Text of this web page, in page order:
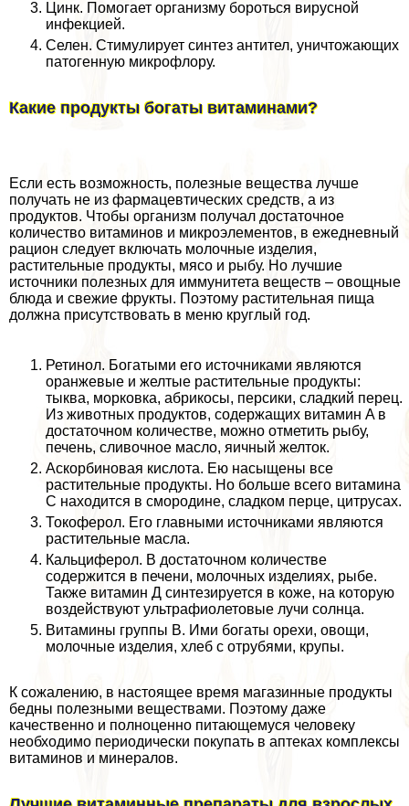
Цинк. Помогает организму бороться вирусной
инфекцией.
Селен. Стимулирует синтез антител, уничтожающих
патогенную микрофлору.
Какие продукты богаты витаминами?
Если есть возможность, полезные вещества лучше
получать не из фармацевтических средств, а из
продуктов. Чтобы организм получал достаточное
количество витаминов и микроэлементов, в ежедневный
рацион следует включать молочные изделия,
растительные продукты, мясо и рыбу. Но лучшие
источники полезных для иммунитета веществ – овощные
блюда и свежие фрукты. Поэтому растительная пища
должна присутствовать в меню круглый год.
Ретинол. Богатыми его источниками являются
оранжевые и желтые растительные продукты:
тыква, морковка, абрикосы, персики, сладкий перец.
Из животных продуктов, содержащих витамин A в
достаточном количестве, можно отметить рыбу,
печень, сливочное масло, яичный желток.
Аскорбиновая кислота. Ею насыщены все
растительные продукты. Но больше всего витамина
C находится в смородине, сладком перце, цитрусах.
Токоферол. Его главными источниками являются
растительные масла.
Кальциферол. В достаточном количестве
содержится в печени, молочных изделиях, рыбе.
Также витамин Д синтезируется в коже, на которую
воздействуют ультрафиолетовые лучи солнца.
Витамины группы B. Ими богаты орехи, овощи,
молочные изделия, хлеб с отрубями, крупы.
К сожалению, в настоящее время магазинные продукты
бедны полезными веществами. Поэтому даже
качественно и полноценно питающемуся человеку
необходимо периодически покупать в аптеках комплексы
витаминов и минералов.